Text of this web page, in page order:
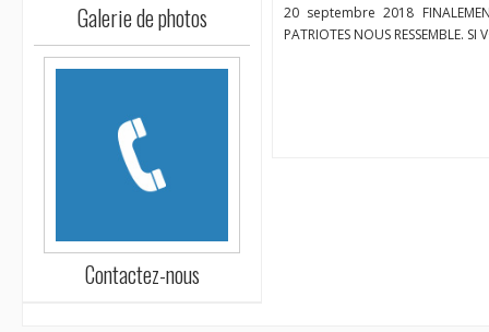
20 septembre 2018
PATRIOTES NOUS RESSEMBLE. SI
Galerie de photos
Contactez-nous